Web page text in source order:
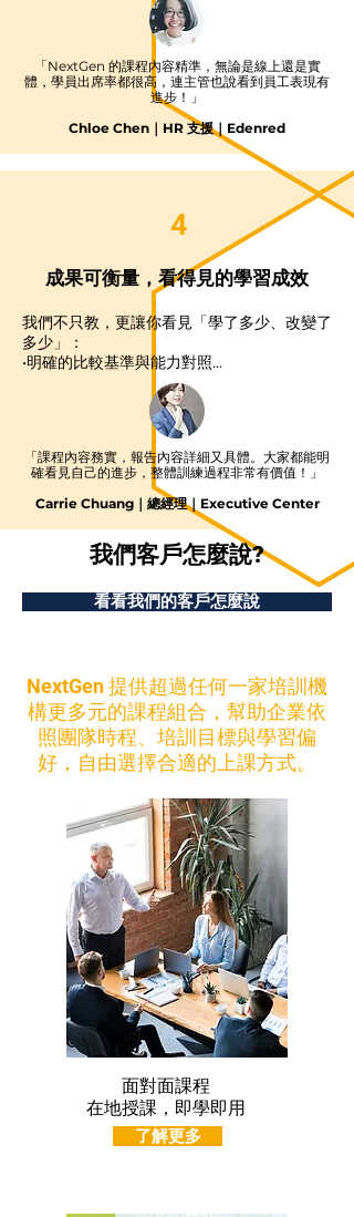
•數位自學與混合式學習（eLearning + 實
•一對一溝通教練（線上／面對面皆可）
「NextGen 的課程內容精準，無論是線上還是實
體，學員出席率都很高，連主管也說看到員工表現有
進步！」
Chloe Chen｜HR 支援｜Edenred
4
成果可衡量，看得見的學習成效
我們不只教，更讓你看見「學了多少、改變了
多少」：
•明確的比較基準與能力對照
•完整的表現數據與回饋報告
•培訓前培訓後成果清楚呈現
「課程內容務實，報告內容詳細又具體。大家都能明
確看見自己的進步，整體訓練過程非常有價值！」
Carrie Chuang｜總經理｜Executive Center
我們客戶怎麼說?
看看我們的客戶怎麼說
NextGen 提供超過任何一家培訓機
構更多元的課程組合，幫助企業依
照團隊時程、培訓目標與學習偏
好，自由選擇合適的上課方式。
面對面課程
在地授課，即學即用
了解更多